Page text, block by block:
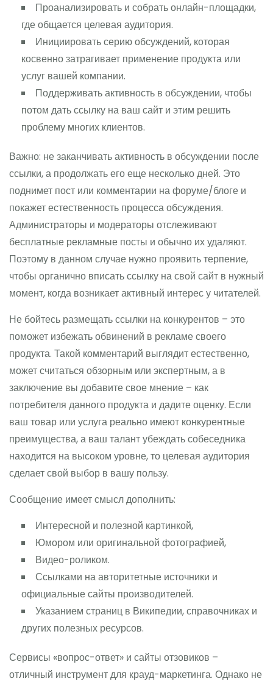
Проанализировать и собрать онлайн-площадки,
где общается целевая аудитория.
Инициировать серию обсуждений, которая
косвенно затрагивает применение продукта или
услуг вашей компании.
Поддерживать активность в обсуждении, чтобы
потом дать ссылку на ваш сайт и этим решить
проблему многих клиентов.
Важно: не заканчивать активность в обсуждении после
ссылки, а продолжать его еще несколько дней. Это
поднимет пост или комментарии на форуме/блоге и
покажет естественность процесса обсуждения.
Администраторы и модераторы отслеживают
бесплатные рекламные посты и обычно их удаляют.
Поэтому в данном случае нужно проявить терпение,
чтобы органично вписать ссылку на свой сайт в нужный
момент, когда возникает активный интерес у читателей.
Не бойтесь размещать ссылки на конкурентов – это
поможет избежать обвинений в рекламе своего
продукта. Такой комментарий выглядит естественно,
может считаться обзорным или экспертным, а в
заключение вы добавите свое мнение – как
потребителя данного продукта и дадите оценку. Если
ваш товар или услуга реально имеют конкурентные
преимущества, а ваш талант убеждать собеседника
находится на высоком уровне, то целевая аудитория
сделает свой выбор в вашу пользу.
Сообщение имеет смысл дополнить:
Интересной и полезной картинкой,
Юмором или оригинальной фотографией,
Видео-роликом.
Ссылками на авторитетные источники и
официальные сайты производителей.
Указанием страниц в Википедии, справочниках и
других полезных ресурсов.
Сервисы «вопрос-ответ» и сайты отзовиков –
отличный инструмент для крауд-маркетинга. Однако не